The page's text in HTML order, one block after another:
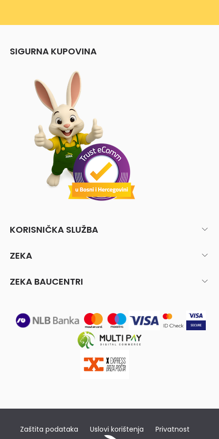
SIGURNA KUPOVINA
KORISNIČKA SLUŽBA
ZEKA
ZEKA BAUCENTRI
Zaštita podataka Uslovi korištenja Privatnost